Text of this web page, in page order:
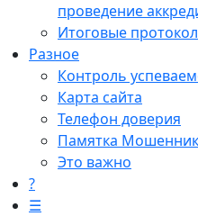
проведение
Итоговые
Разное
Контроль
Карта сайта
Телефон доверия
Памятка
Это важно
?
☰